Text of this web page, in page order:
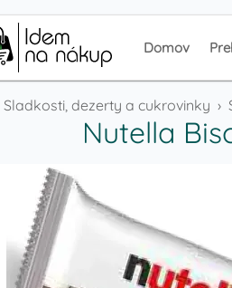
Domov
Sladkosti, dezerty a cukrovinky ›
Nutella